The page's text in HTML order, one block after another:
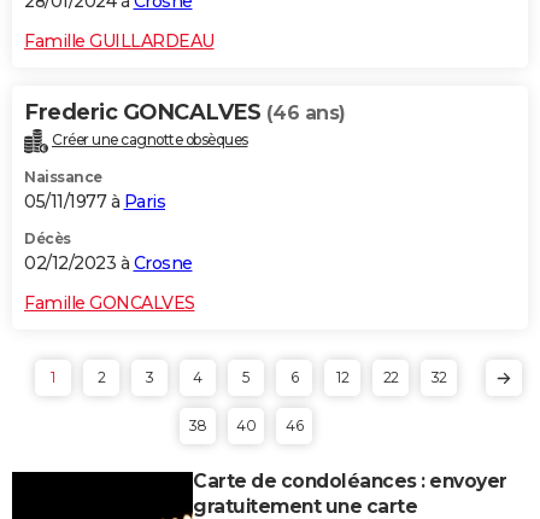
Famille GUILLARDEAU
Frederic GONCALVES (46 ans)
Créer une cagnotte obsèques
Naissance
05/11/1977 à Paris
Décès
02/12/2023 à Crosne
Famille GONCALVES
1 2 3 4 5 6 12 22 32
38 40 46
Carte de condoléances : envoyer
gratuitement une carte